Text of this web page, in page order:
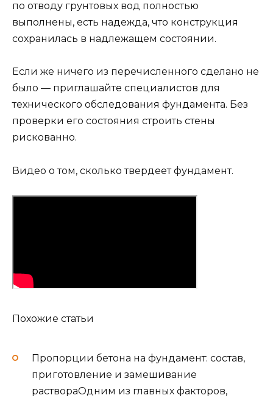
по отводу грунтовых вод полностью
выполнены, есть надежда, что конструкция
сохранилась в надлежащем состоянии.
Если же ничего из перечисленного сделано не
было — приглашайте специалистов для
технического обследования фундамента. Без
проверки его состояния строить стены
рискованно.
Видео о том, сколько твердеет фундамент.
Похожие статьи
Пропорции бетона на фундамент: состав,
приготовление и замешивание
раствораОдним из главных факторов,